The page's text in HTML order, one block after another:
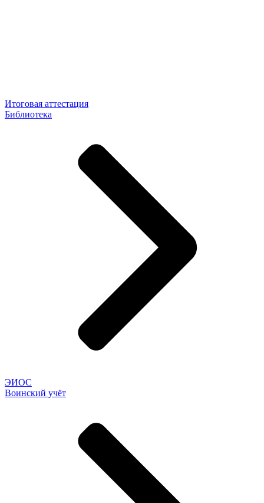
Итоговая аттестация
Библиотека
ЭИОС
Воинский учёт